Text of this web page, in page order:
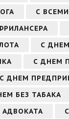
С
С
С ДНЕМ
С ДНЕМ
БЕЗ ТАБАКА